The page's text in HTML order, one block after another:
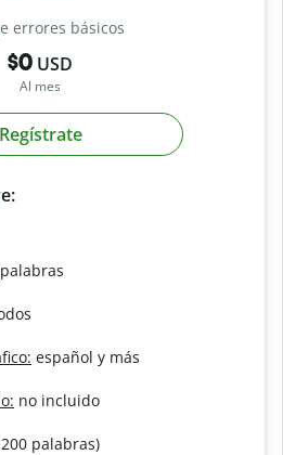
errores básicos
$0 USD
Al mes
Regístrate
español y más
no incluido
palabras)